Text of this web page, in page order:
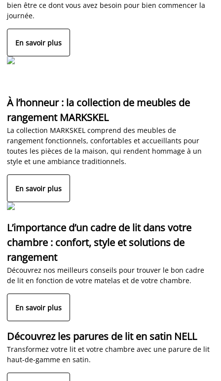
bien être ce dont vous avez besoin pour bien commencer la
journée.
En savoir plus
À l’honneur : la collection de meubles de
rangement MARKSKEL
La collection MARKSKEL comprend des meubles de
rangement fonctionnels, confortables et accueillants pour
toutes les pièces de la maison, qui rendent hommage à un
style et une ambiance traditionnels.
En savoir plus
L’importance d’un cadre de lit dans votre
chambre : confort, style et solutions de
rangement
Découvrez nos meilleurs conseils pour trouver le bon cadre
de lit en fonction de votre matelas et de votre chambre.
En savoir plus
Découvrez les parures de lit en satin NELL
Transformez votre lit et votre chambre avec une parure de lit
haut-de-gamme en satin.